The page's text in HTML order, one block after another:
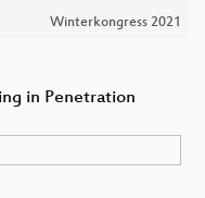
Winterkongress 2021
in Penetration